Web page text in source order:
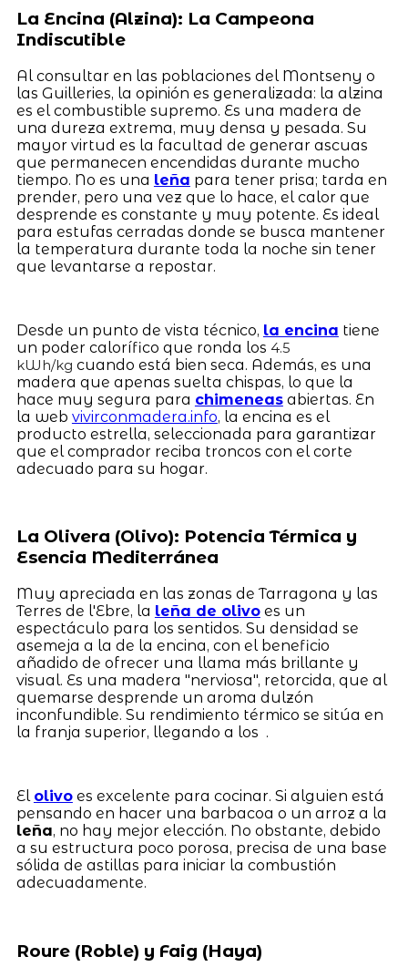
La Encina (Alzina): La Campeona
Indiscutible
Al consultar en las poblaciones del Montseny o
las Guilleries, la opinión es generalizada: la alzina
es el combustible supremo. Es una madera de
una dureza extrema, muy densa y pesada. Su
mayor virtud es la facultad de generar ascuas
que permanecen encendidas durante mucho
tiempo. No es una leña para tener prisa; tarda en
prender, pero una vez que lo hace, el calor que
desprende es constante y muy potente. Es ideal
para estufas cerradas donde se busca mantener
la temperatura durante toda la noche sin tener
que levantarse a repostar.
Desde un punto de vista técnico, la encina tiene
un poder calorífico que ronda los 4.5
kWh/kg cuando está bien seca. Además, es una
madera que apenas suelta chispas, lo que la
hace muy segura para chimeneasabiertas. En
la web vivirconmadera.info, la encina es el
producto estrella, seleccionada para garantizar
que el comprador reciba troncos con el corte
adecuado para su hogar.
La Olivera (Olivo): Potencia Térmica y
Esencia Mediterránea
Muy apreciada en las zonas de Tarragona y las
Terres de l'Ebre, la leña de olivoes un
espectáculo para los sentidos. Su densidad se
asemeja a la de la encina, con el beneficio
añadido de ofrecer una llama más brillante y
visual. Es una madera "nerviosa", retorcida, que al
quemarse desprende un aroma dulzón
inconfundible. Su rendimiento térmico se sitúa en
la franja superior, llegando a los .
El olivoes excelente para cocinar. Si alguien está
pensando en hacer una barbacoa o un arroz a la
leña, no hay mejor elección. No obstante, debido
a su estructura poco porosa, precisa de una base
sólida de astillas para iniciar la combustión
adecuadamente.
Roure (Roble) y Faig (Haya)